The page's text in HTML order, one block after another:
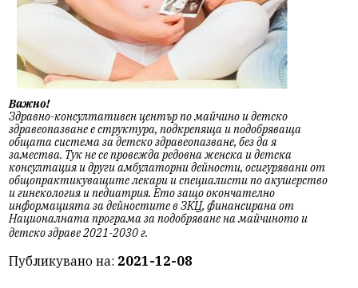
Важно!
Здравно-консултативен център по майчино и детско
здравеопазване е структура, подкрепяща и подобряваща
общата система за детско здравеопазване, без да я
замества. Тук не се провежда редовна женска и детска
консултация и други амбулаторни дейности, осигурявани от
общопрактикуващите лекари и специалисти по акушерство
и гинекология и педиатрия. Ето защо окончателно
информацията за дейностите в ЗКЦ, финансирана от
Националната програма за подобряване на майчиното и
детско здраве 2021-2030 г.
Публикувано на: 2021-12-08